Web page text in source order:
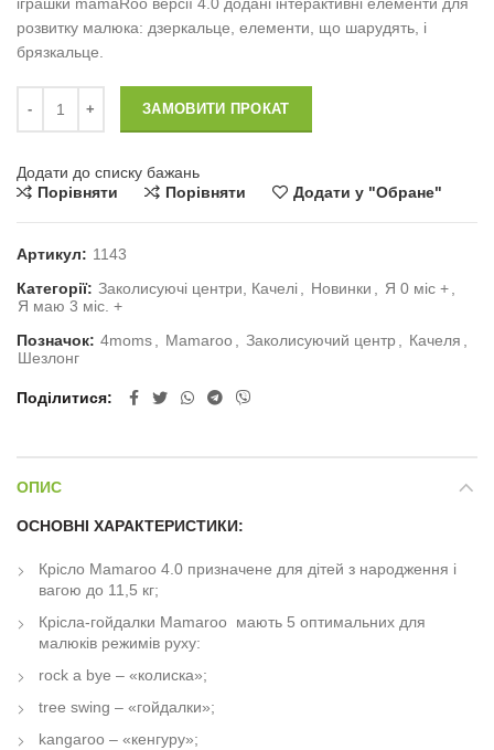
іграшки mamaRoo версії 4.0 додані інтерактивні елементи для
розвитку малюка: дзеркальце, елементи, що шарудять, і
брязкальце.
ЗАМОВИТИ ПРОКАТ
Додати до списку бажань
Порівняти
Порівняти Додати у "Обране"
Артикул: 1143
Категорії: Заколисуючі центри, Качелі, Новинки , Я 0 міс +,
Я маю 3 міс. +
Позначок: 4moms, Mamaroo , Заколисуючий центр, Качеля ,
Шезлонг
Поділитися
ОПИС
ОСНОВНІ ХАРАКТЕРИСТИКИ:
Крісло Mamaroo 4.0 призначене для дітей з народження і
вагою до 11,5 кг;
Крісла-гойдалки Mamaroo мають 5 оптимальних для
малюків режимів руху:
rock a bye – «колиска»;
tree swing – «гойдалки»;
kangaroo – «кенгуру»;